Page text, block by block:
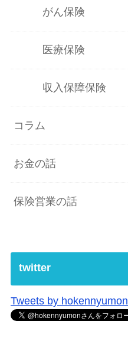
がん保険
医療保険
収入保障保険
コラム
お金の話
保険営業の話
twitter
Tweets by hokennyumon